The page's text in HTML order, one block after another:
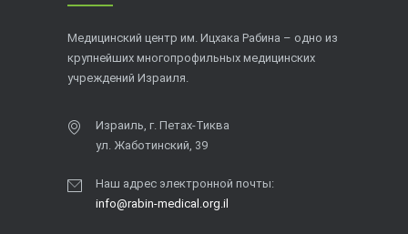
Медицинский центр им. Ицхака Рабина – одно из
крупнейших многопрофильных медицинских
учреждений Израиля.
Израиль, г. Петах-Тиква
ул. Жаботинский, 39
Наш адрес электронной почты:
info@rabin-medical.org.il